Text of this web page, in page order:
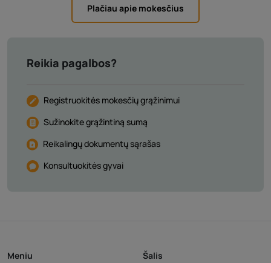
Plačiau apie mokesčius
Reikia pagalbos?
Registruokitės mokesčių grąžinimui
Sužinokite grąžintiną sumą
Reikalingų dokumentų sąrašas
Konsultuokitės gyvai
Meniu Šalis